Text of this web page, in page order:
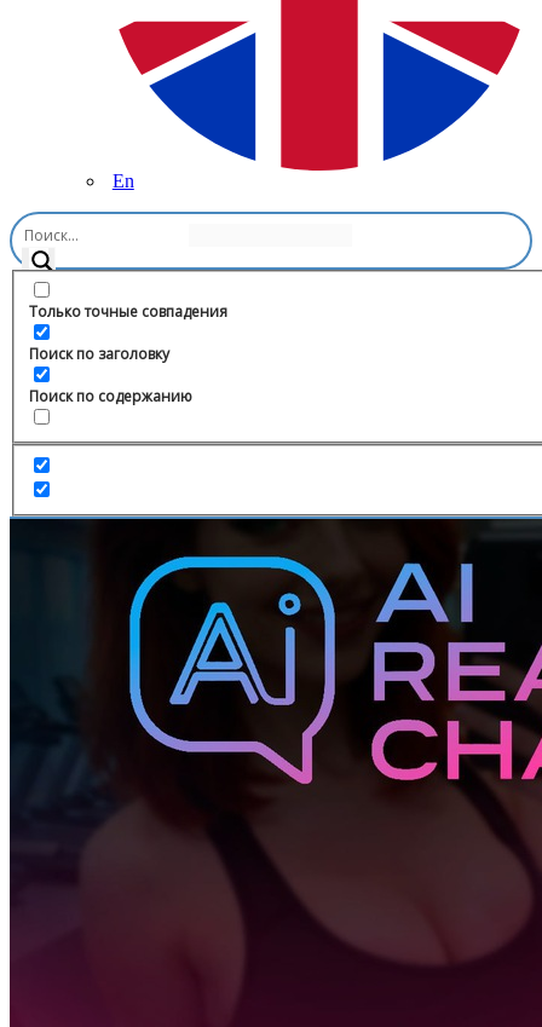
En
Только точные совпадения
Поиск по заголовку
Поиск по содержанию
Главная